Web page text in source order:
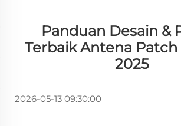
Panduan Desain &
Terbaik Antena
2025
2026-05-13 09:30:00